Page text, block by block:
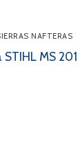
NAFTERAS
MS